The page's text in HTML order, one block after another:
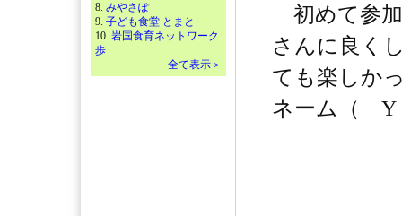
8. みやさぽ
9. 子ども食堂 とまと
10. 岩国食育ネットワーク
歩
全て表示＞
初めて参
さんに良く
ても楽しか
ネーム（